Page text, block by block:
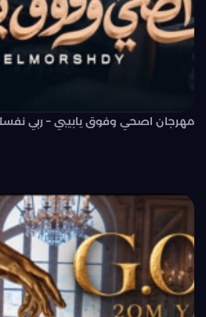
مهرجان اصحي وفوق يابيبي – ربي